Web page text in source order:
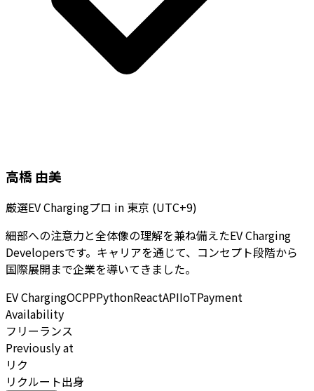
高橋 由美
厳選EV Chargingプロ in 東京 (UTC+9)
細部への注意力と全体像の理解を兼ね備えたEV Charging
Developersです。キャリアを通じて、コンセプト段階から
国際展開まで企業を導いてきました。
EV ChargingOCPPPythonReactAPIIoTPayment
Availability
フリーランス
Previously at
リク
リクルート出身